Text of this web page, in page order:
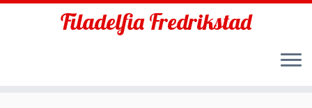
Filadelfia Fredrikstad